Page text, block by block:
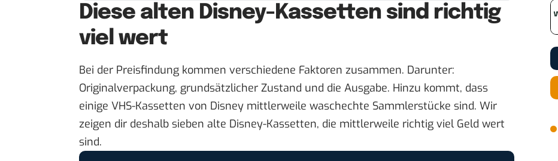
Diese alten Disney-Kassetten sind richtig
viel wert
Bei der Preisfindung kommen verschiedene Faktoren zusammen. Darunter:
Originalverpackung, grundsätzlicher Zustand und die Ausgabe. Hinzu kommt, dass
einige VHS-Kassetten von Disney mittlerweile waschechte Sammlerstücke sind. Wir
zeigen dir deshalb sieben alte Disney-Kassetten, die mittlerweile richtig viel Geld wert
sind.